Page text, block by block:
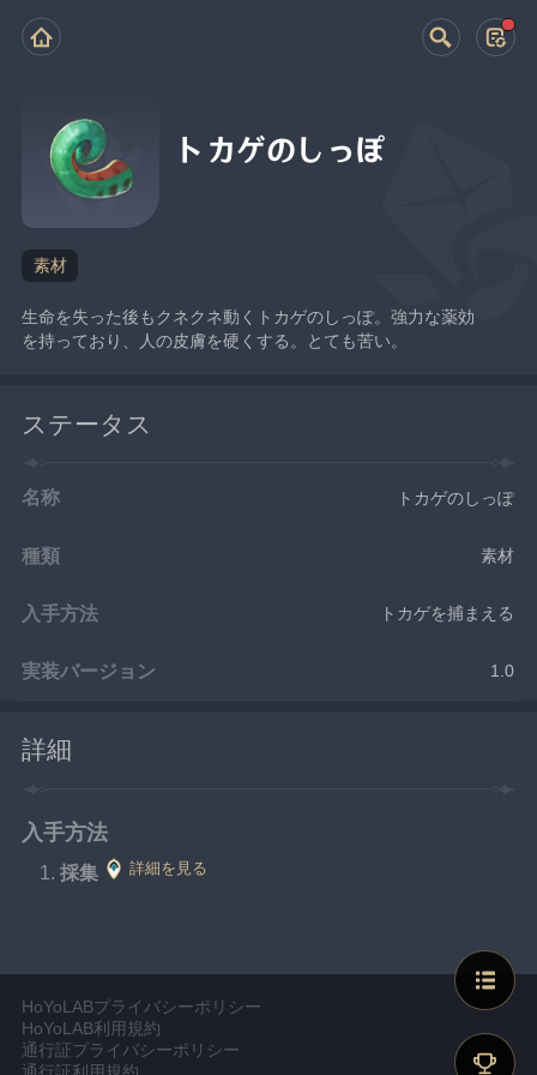
トカゲのしっぽ
素材
生命を失った後もクネクネ動くトカゲのしっぽ。強力な薬効
を持っており、人の皮膚を硬くする。とても苦い。
ステータス
名称 トカゲのしっぽ
種類 素材
入手方法 トカゲを捕まえる
実装バージョン 1.0
詳細
入手方法
採集 詳細を見る
HoYoLABプライバシーポリシー
HoYoLAB利用規約
通行証プライバシーポリシー